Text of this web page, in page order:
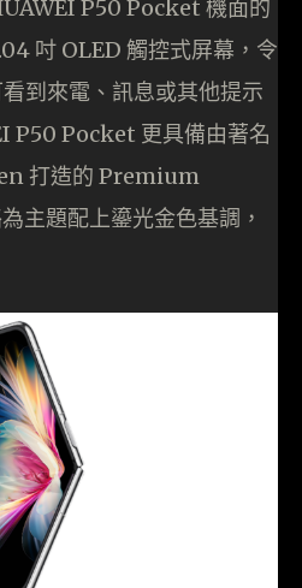
P50 Pocket 機面的
吋 OLED 觸控式屏幕，令
到來電、訊息或其他提示
P50 Pocket 更具備由著名
打造的 Premium
主題配上鎏光金色基調，